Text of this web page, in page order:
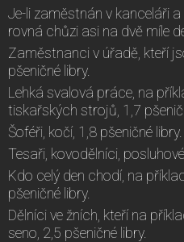
Je-li zaměstnán v kanceláři
rovná chůzi asi na dvě míle
Zaměstnanci v úřadě, kteří
pšeničné libry.
Lehká svalová práce, na
tiskařských strojů, 1,7
Šoféři, kočí, 1,8 pšeničné libry.
Tesaři, kovodělníci,
Kdo celý den chodí, na
pšeničné libry.
Dělníci ve žních, kteří na
seno, 2,5 pšeničné libry.